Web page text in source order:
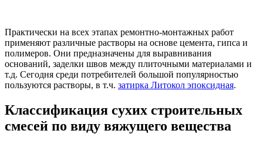
Практически на всех этапах ремонтно-монтажных работ
применяют различные растворы на основе цемента, гипса и
полимеров. Они предназначены для выравнивания
оснований, заделки швов между плиточными материалами и
т.д. Сегодня среди потребителей большой популярностью
пользуются растворы, в т.ч. затирка Литокол эпоксидная.
Классификация сухих строительных
смесей по виду вяжущего вещества